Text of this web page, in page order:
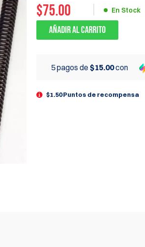
$75.00 En Stock
Añadir al carrito
5 pagos de $15.00con
$1.50 Puntos de recompensa